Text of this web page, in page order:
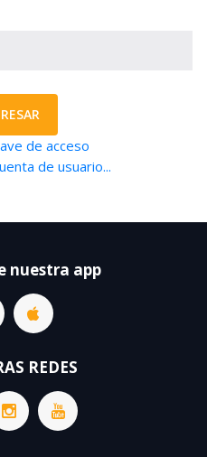
de acceso
de usuario...
nuestra app
REDES